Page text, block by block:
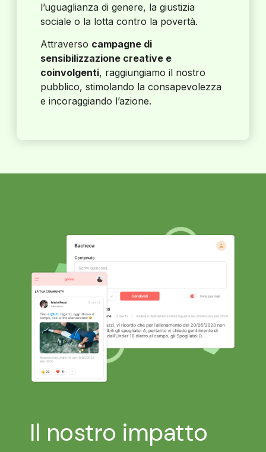
l’uguaglianza di genere, la giustizia
sociale o la lotta contro la povertà.
Attraverso campagne di
sensibilizzazione creative e
coinvolgenti, raggiungiamo il nostro
pubblico, stimolando la consapevolezza
e incoraggiando l’azione.
Il nostro impatto